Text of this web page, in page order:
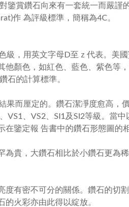
鑒賞鑽石向來有一套統一而嚴謹
作 為評級標準，簡稱為4C。
級，用英文字母D至ｚ代表。美
顏色，如紅色、藍色、紫色等
石的計算標準。
果而厘定的。鑽石潔凈度愈高，
VS1 VS2 SI1 及SI2等級。當中
鑒定報 告書中的鑽石形態圖的
為貴，大鑽石相比於小鑽石更為
有密不可分的關係。鑽石的切
火彩亦由此得以綻放。